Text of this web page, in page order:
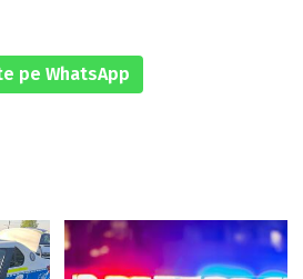
pe WhatsApp